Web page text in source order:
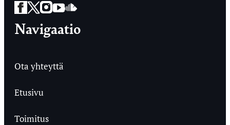
Facebook
Twitter
Instagram
YouTube
SoundCloud
Navigaatio
Ota yhteyttä
Etusivu
Toimitus